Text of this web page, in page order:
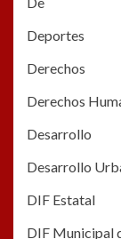
Deportes
Derechos
Derechos
Desarrollo
Desarrollo
DIF Estatal
DIF Municipal